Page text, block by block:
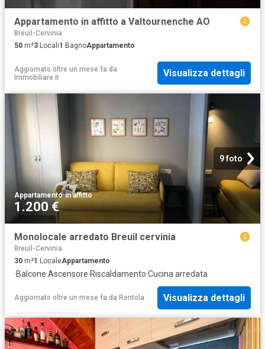
Appartamento in affitto a Valtournenche AO
Breuil-Cervinia
50 m²3 Locali1 BagnoAppartamento
Aggiornato oltre un mese fa da
Immobiliare.it
Visualizza dettagli
9 foto
Appartamento·in affitto
1.200 €
Monolocale arredato Breuil cervinia
Breuil-Cervinia
30 m²1 LocaleAppartamento
·Balcone·Ascensore·Riscaldamento·Cucina arredata
Aggiornato oltre un mese fa da Rentola Visualizza dettagli